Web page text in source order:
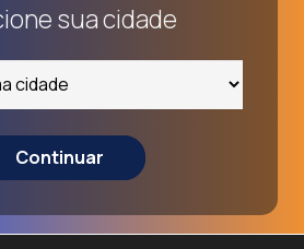
sua cidade
Continuar